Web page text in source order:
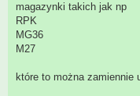
magazynki takich jak np
RPK
MG36
M27
które to można zamiennie